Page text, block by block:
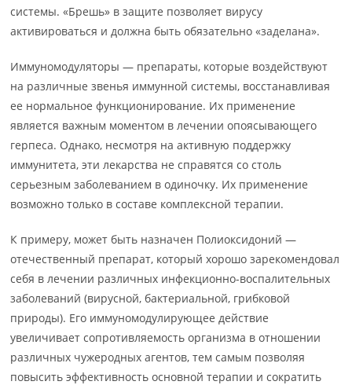
системы. «Брешь» в защите позволяет вирусу
активироваться и должна быть обязательно «заделана».
Иммуномодуляторы — препараты, которые воздействуют
на различные звенья иммунной системы, восстанавливая
ее нормальное функционирование. Их применение
является важным моментом в лечении опоясывающего
герпеса. Однако, несмотря на активную поддержку
иммунитета, эти лекарства не справятся со столь
серьезным заболеванием в одиночку. Их применение
возможно только в составе комплексной терапии.
К примеру, может быть назначен Полиоксидоний —
отечественный препарат, который хорошо зарекомендовал
себя в лечении различных инфекционно-воспалительных
заболеваний (вирусной, бактериальной, грибковой
природы). Его иммуномодулирующее действие
увеличивает сопротивляемость организма в отношении
различных чужеродных агентов, тем самым позволяя
повысить эффективность основной терапии и сократить